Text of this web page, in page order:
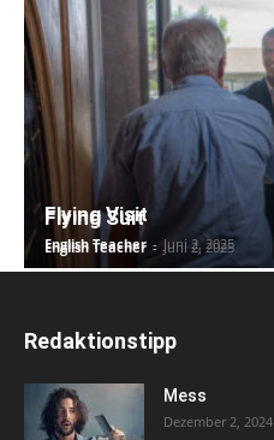
Flying Visit
English Teacher - Juni 2, 2025
Flying Suit
English Teacher - Juni 2, 2025
Redaktionstipp
Mess
Dezember 2, 2024